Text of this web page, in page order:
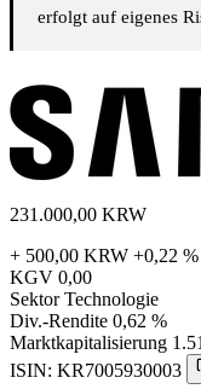
erfolgt auf eigenes
231.000,00 KRW
+ 500,00 KRW +0,22 %
KGV 0,00
Sektor Technologie
Div.-Rendite 0,62 %
Marktkapitalisierung
ISIN: KR7005930003